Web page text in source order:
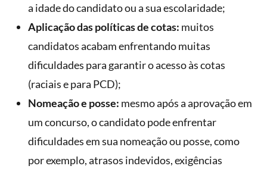
a idade do candidato ou a sua escolaridade;
Aplicação das políticas de cotas: muitos
candidatos acabam enfrentando muitas
dificuldades para garantir o acesso às cotas
(raciais e para PCD);
Nomeação e posse: mesmo após a aprovação em
um concurso, o candidato pode enfrentar
dificuldades em sua nomeação ou posse, como
por exemplo, atrasos indevidos, exigências